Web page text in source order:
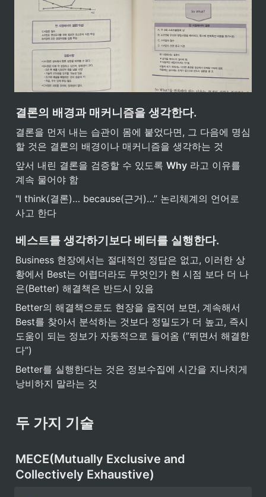
결론의 배경과 매커니즘을 생각한다.
결론을 먼저 내는 습관이 몸에 붙었다면, 그 다음에 명심
할 것은 결론의 배경이나 매커니즘을 생각하는 것
앞서 내린 결론을 검증할 수 있도록 Why 라고 이유를
계속 물어야 함
"I think(결론)… because(근거)…” 논리체계의 언어로
사고 한다
베스트를 생각하기보다 베터를 실행한다.
Business 현장에서는 절대적인 정답은 없고, 이러한 상
황에서 Best는 어렵더라도 무엇인가 현 시점 보다 더 나
은(Better) 해결책은 반드시 있음
Better의 해결책으로도 현장을 움직여 보면, 계속해서
Best를 찾아서 분석하는 것보다 정밀도가 더 높고, 즉시
도움이 되는 정보가 자동적으로 들어옴 (”뛰면서 해결한
다”)
Better를 실행한다는 것은 정보수집에 시간을 지나치게
낭비하지 말라는 것
두 가지 기술
MECE(Mutually Exclusive and
Collectively Exhaustive)